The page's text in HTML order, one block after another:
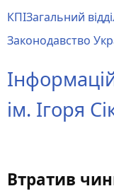
до
основного
КПІЗагальний
Законодавство
ім. Ігоря
Втратив